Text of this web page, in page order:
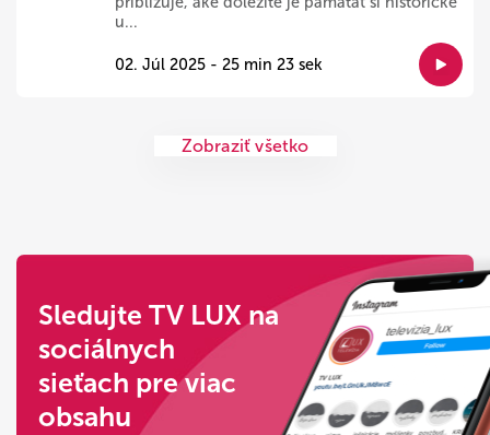
u...
02. Júl 2025 - 25 min 23 sek
Zobraziť všetko
Sledujte TV LUX na
sociálnych
sieťach pre viac
obsahu